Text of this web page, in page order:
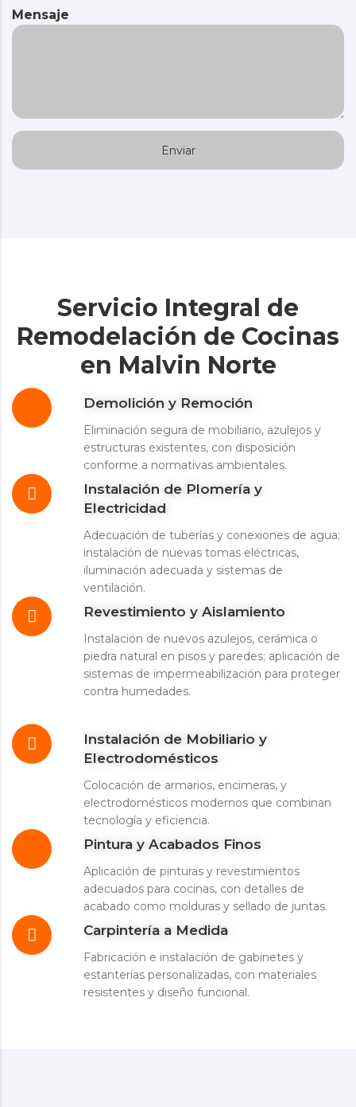
Mensaje
Servicio Integral de
Remodelación de Cocinas
en Malvin Norte
Demolición y Remoción
Eliminación segura de mobiliario, azulejos y
estructuras existentes, con disposición
conforme a normativas ambientales.
Instalación de Plomería y
Electricidad
Adecuación de tuberías y conexiones de agua;
instalación de nuevas tomas eléctricas,
iluminación adecuada y sistemas de
ventilación.
Revestimiento y Aislamiento
Instalación de nuevos azulejos, cerámica o
piedra natural en pisos y paredes; aplicación de
sistemas de impermeabilización para proteger
contra humedades.
Instalación de Mobiliario y
Electrodomésticos
Colocación de armarios, encimeras, y
electrodomésticos modernos que combinan
tecnología y eficiencia.
Pintura y Acabados Finos
Aplicación de pinturas y revestimientos
adecuados para cocinas, con detalles de
acabado como molduras y sellado de juntas.
Carpintería a Medida
Fabricación e instalación de gabinetes y
estanterías personalizadas, con materiales
resistentes y diseño funcional.